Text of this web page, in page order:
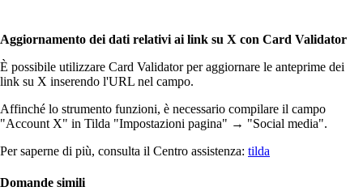
Aggiornamento dei dati relativi ai link su X con Card Validator
È possibile utilizzare Card Validator per aggiornare le anteprime dei
link su X inserendo l'URL nel campo.
Affinché lo strumento funzioni, è necessario compilare il campo
"Account X" in Tilda "Impostazioni pagina" → "Social media".
Per saperne di più, consulta il Centro assistenza: tilda
Domande simili